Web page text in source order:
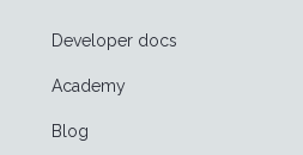
Developer docs
Academy
Blog